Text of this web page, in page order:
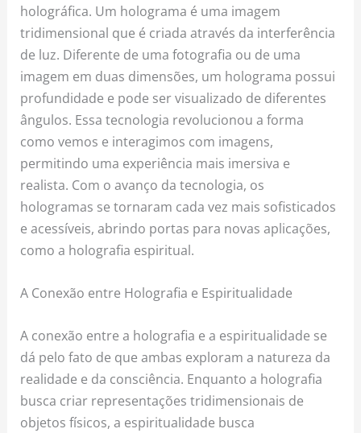
holográfica. Um holograma é uma imagem
tridimensional que é criada através da interferência
de luz. Diferente de uma fotografia ou de uma
imagem em duas dimensões, um holograma possui
profundidade e pode ser visualizado de diferentes
ângulos. Essa tecnologia revolucionou a forma
como vemos e interagimos com imagens,
permitindo uma experiência mais imersiva e
realista. Com o avanço da tecnologia, os
hologramas se tornaram cada vez mais sofisticados
e acessíveis, abrindo portas para novas aplicações,
como a holografia espiritual.
A Conexão entre Holografia e Espiritualidade
A conexão entre a holografia e a espiritualidade se
dá pelo fato de que ambas exploram a natureza da
realidade e da consciência. Enquanto a holografia
busca criar representações tridimensionais de
objetos físicos, a espiritualidade busca